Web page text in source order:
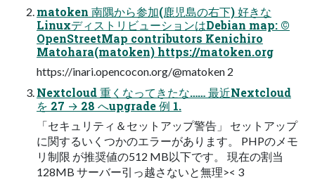
matoken 南隅から参加(鹿児島の右下) 好きな
LinuxディストリビューションはDebian map: ©
OpenStreetMap contributors Kenichiro
Matohara(matoken) https://matoken.org
https://inari.opencocon.org/@matoken 2
Nextcloud 重くなってきたな…… 最近Nextcloud
を 27 → 28 へupgrade 例 1.
「セキュリティ＆セットアップ警告」 セットアップ
に関するいくつかのエラーがあります。 PHPのメモ
リ制限 が推奨値の512 MB以下です。 現在の割当
128MB サーバー引っ越さないと無理>< 3